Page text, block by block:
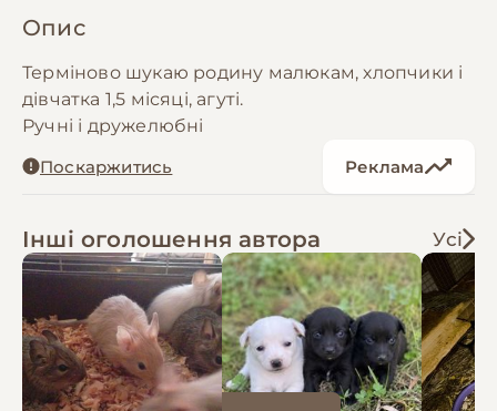
Опис
Терміново шукаю родину малюкам, хлопчики і
дівчатка 1,5 місяці, агуті.
Ручні і дружелюбні
Поскаржитись
Реклама
Інші оголошення автора Усі